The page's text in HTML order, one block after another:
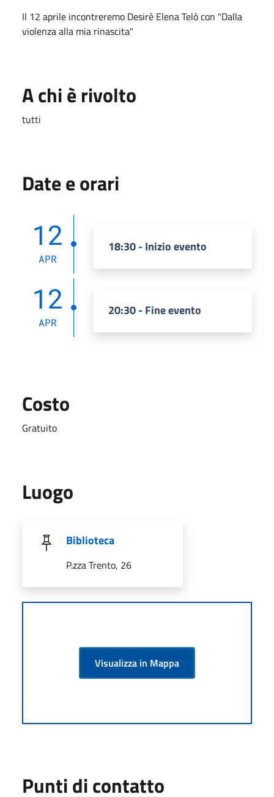
Il 12 aprile incontreremo Desirè Elena Telò con "Dalla
violenza alla mia rinascita"
A chi è rivolto
tutti
Date e orari
12
APR
18:30 - Inizio evento
12
APR
20:30 - Fine evento
Costo
Gratuito
Luogo
Biblioteca
P.zza Trento, 26
Visualizza in Mappa
Punti di contatto